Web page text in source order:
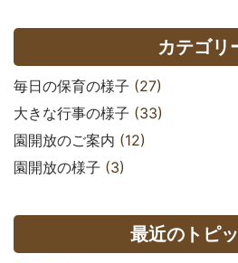
カテゴリ
毎日の保育の様子 (27)
大きな行事の様子 (33)
園開放のご案内 (12)
園開放の様子 (3)
最近のトピ